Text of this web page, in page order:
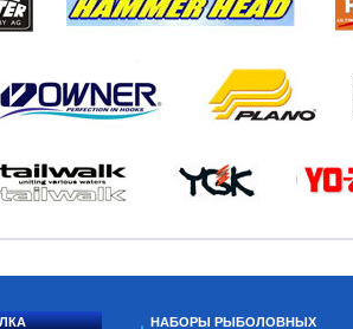
НАБОРЫ РЫБОЛОВНЫХ